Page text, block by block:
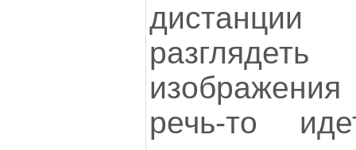
дистанции
речь-то